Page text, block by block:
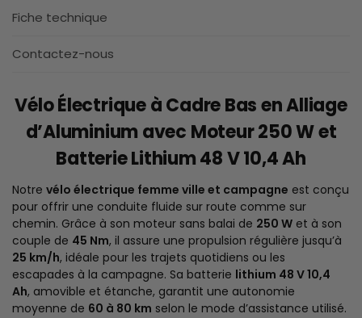
Fiche technique
Contactez-nous
Vélo Électrique à Cadre Bas en Alliage
d’Aluminium avec Moteur 250 W et
Batterie Lithium 48 V 10,4 Ah
Notre vélo électrique femme ville et campagne est conçu
pour offrir une conduite fluide sur route comme sur
chemin. Grâce à son moteur sans balai de 250 W et à son
couple de 45 Nm, il assure une propulsion régulière jusqu’à
25 km/h, idéale pour les trajets quotidiens ou les
escapades à la campagne. Sa batterie lithium 48 V 10,4
Ah, amovible et étanche, garantit une autonomie
moyenne de 60 à 80 km selon le mode d’assistance utilisé.